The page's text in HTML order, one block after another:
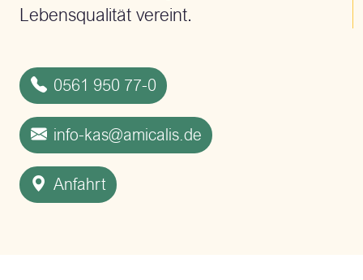
Lebensqualität vereint.
0561 950 77-0
info-kas@amicalis.de
Anfahrt